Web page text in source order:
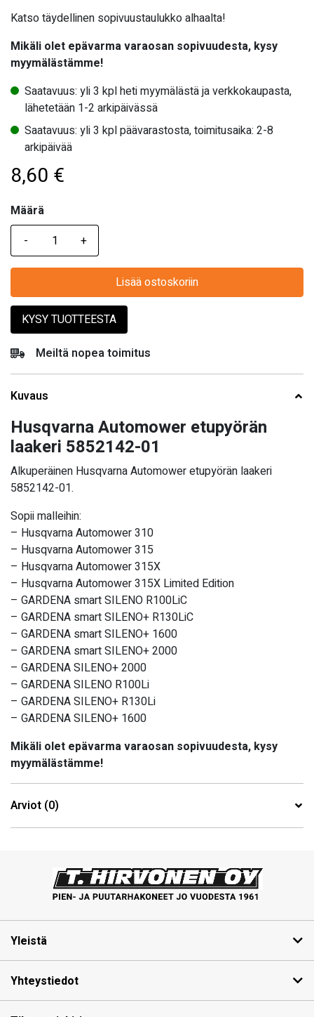
Katso täydellinen sopivuustaulukko alhaalta!
Mikäli olet epävarma varaosan sopivuudesta, kysy
myymälästämme!
Saatavuus: yli 3 kpl heti myymälästä ja verkkokaupasta,
lähetetään 1-2 arkipäivässä
Saatavuus: yli 3 kpl päävarastosta, toimitusaika: 2-8
arkipäivää
8,60 €
Määrä
Määrä
Lisää ostoskoriin
KYSY TUOTTEESTA
Meiltä nopea toimitus
Kuvaus
Husqvarna Automower etupyörän
laakeri 5852142-01
Alkuperäinen Husqvarna Automower etupyörän laakeri
5852142-01.
Sopii malleihin:
– Husqvarna Automower 310
– Husqvarna Automower 315
– Husqvarna Automower 315X
– Husqvarna Automower 315X Limited Edition
– GARDENA smart SILENO R100LiC
– GARDENA smart SILENO+ R130LiC
– GARDENA smart SILENO+ 1600
– GARDENA smart SILENO+ 2000
– GARDENA SILENO+ 2000
– GARDENA SILENO R100Li
– GARDENA SILENO+ R130Li
– GARDENA SILENO+ 1600
Mikäli olet epävarma varaosan sopivuudesta, kysy
myymälästämme!
Arviot (0)
Yleistä
Yhteystiedot